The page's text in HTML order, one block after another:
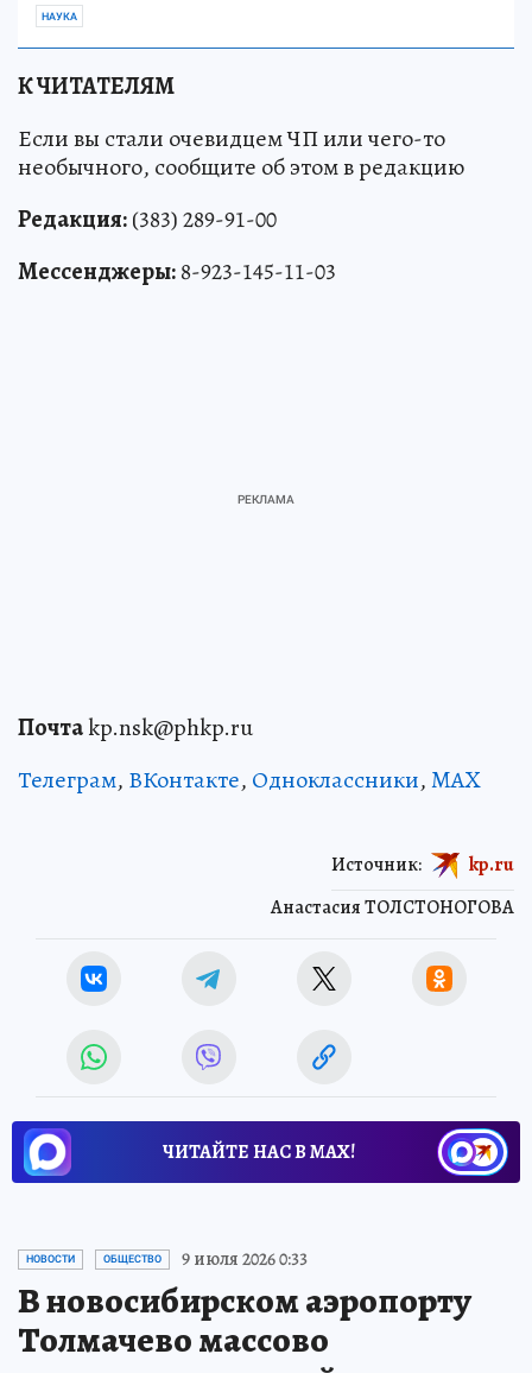
НАУКА
К ЧИТАТЕЛЯМ
Если вы стали очевидцем ЧП или чего-то
необычного, сообщите об этом в редакцию
Редакция:(383) 289-91-00
Мессенджеры:8-923-145-11-03
Почтаkp.nsk@phkp.ru
Телеграм, ВКонтакте, Одноклассники,MAX
Анастасия ТОЛСТОНОГОВА
Источник: kp.ru
ЧИТАЙТЕ НАС В МАХ!
НОВОСТИ ОБЩЕСТВО 9 июля 2026 0:33
В новосибирском аэропорту
Толмачево массово